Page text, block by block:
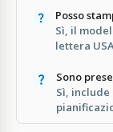
Posso
Sì, il
lettera
Sono
Sì,